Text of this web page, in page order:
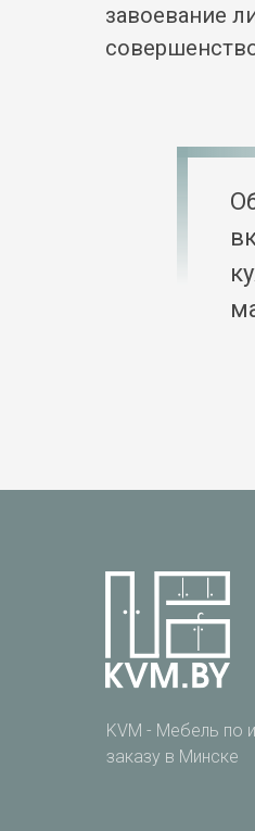
завоевание
KVM - Мебель по
заказу в Минске